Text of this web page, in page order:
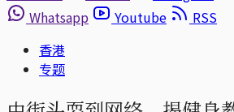
Whatsapp
Youtube
RSS
香港
专题